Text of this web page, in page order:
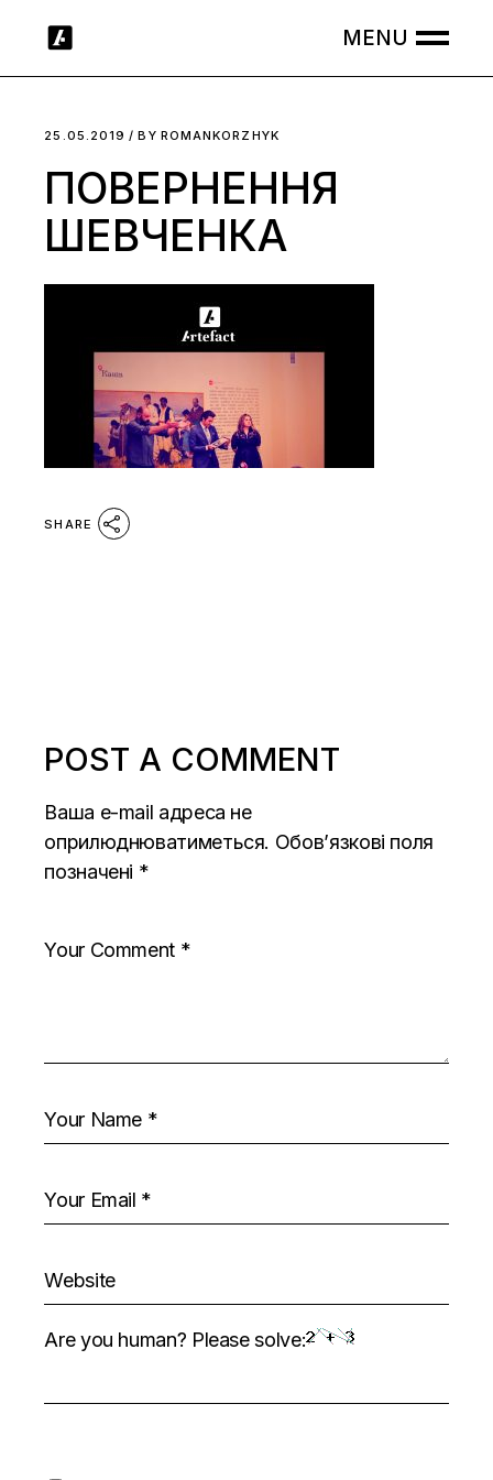
25.05.2019 BY ROMANKORZHYK
ПОВЕРНЕННЯ
ШЕВЧЕНКА
SHARE
POST A COMMENT
Ваша e-mail адреса не
оприлюднюватиметься. Обов’язкові поля
позначені *
Are you human? Please solve: